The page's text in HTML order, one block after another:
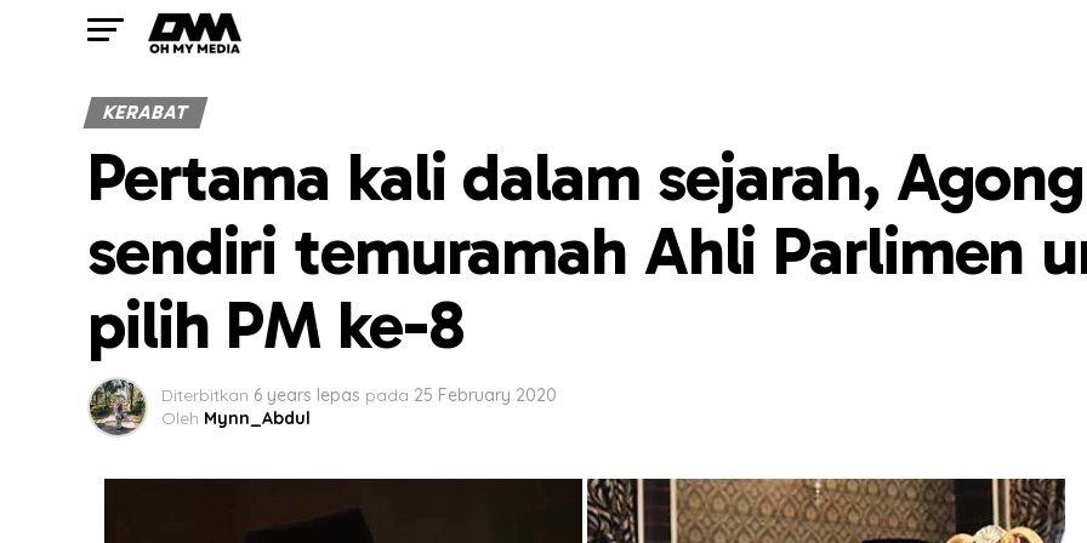
KERABAT
Pertama kali dalam sejarah, Agong
sendiri temuramah Ahli Parlimen
pilih PM ke-8
Diterbitkan 6 years lepas pada 25 February 2020
Oleh Mynn_Abdul